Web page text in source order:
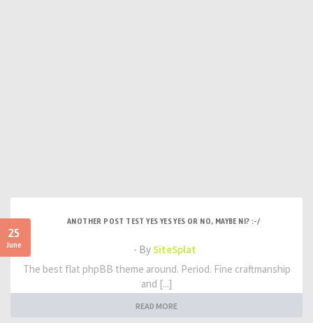
25
June
ANOTHER POST TEST YES YES YES OR NO, MAYBE NI? :-/
- BySiteSplat
The best flat phpBB theme around. Period. Fine craftmanship
and [...]
READ MORE